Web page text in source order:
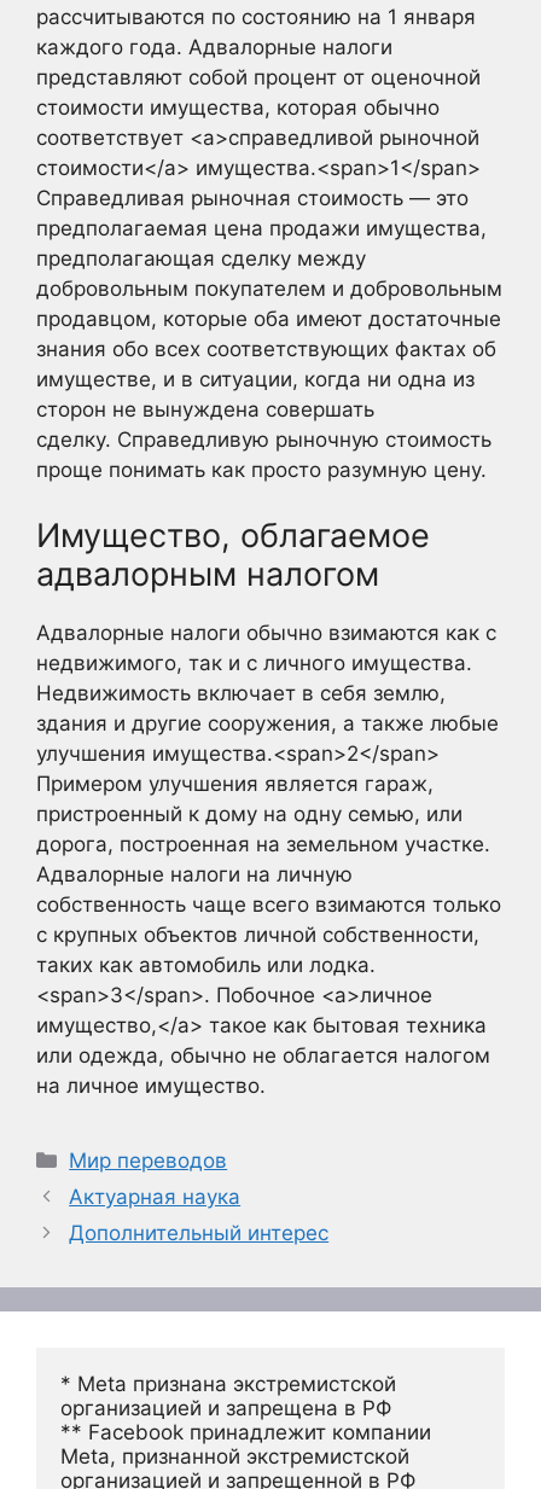
рассчитываются по состоянию на 1 января
каждого года. Адвалорные налоги
представляют собой процент от оценочной
стоимости имущества, которая обычно
соответствует <a>справедливой рыночной
стоимости</a> имущества.<span>1</span>
Справедливая рыночная стоимость — это
предполагаемая цена продажи имущества,
предполагающая сделку между
добровольным покупателем и добровольным
продавцом, которые оба имеют достаточные
знания обо всех соответствующих фактах об
имуществе, и в ситуации, когда ни одна из
сторон не вынуждена совершать
сделку. Справедливую рыночную стоимость
проще понимать как просто разумную цену.
Имущество, облагаемое
адвалорным налогом
Адвалорные налоги обычно взимаются как с
недвижимого, так и с личного имущества.
Недвижимость включает в себя землю,
здания и другие сооружения, а также любые
улучшения имущества.<span>2</span>
Примером улучшения является гараж,
пристроенный к дому на одну семью, или
дорога, построенная на земельном участке.
Адвалорные налоги на личную
собственность чаще всего взимаются только
с крупных объектов личной собственности,
таких как автомобиль или лодка.
<span>3</span>. Побочное <a>личное
имущество,</a> такое как бытовая техника
или одежда, обычно не облагается налогом
на личное имущество.
Рубрики
Мир переводов
Актуарная наука
Дополнительный интерес
* Meta признана экстремистской
организацией и запрещена в РФ
** Facebook принадлежит компании
Meta, признанной экстремистской
организацией и запрещенной в РФ